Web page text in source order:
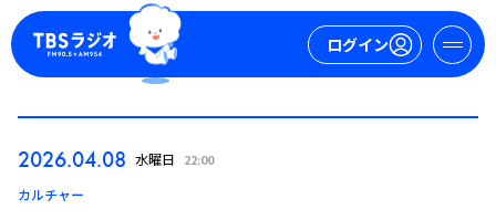
ログイン
2026.04.08 水曜日 22:00
カルチャー